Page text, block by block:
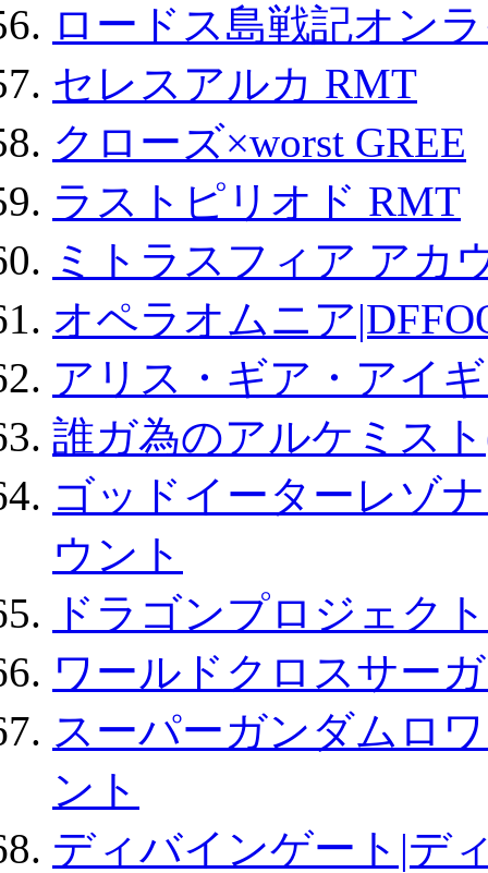
ロードス島戦記オン
セレスアルカ RMT
クローズ×worst GREE
ラストピリオド RMT
ミトラスフィア アカ
オペラオムニア
アリス・ギア・アイ
誰ガ為のアルケミス
ゴッドイーターレゾ
ウント
ドラゴンプロジェク
ワールドクロスサー
スーパーガンダムロ
ント
ディバインゲート|デ